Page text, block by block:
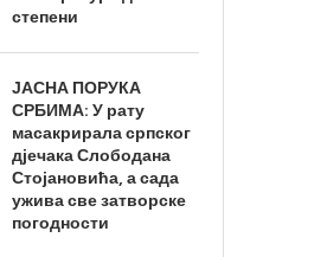
степени
ЈАСНА ПОРУКА
СРБИМА: У рату
масакрирала српског
дјечака Слободана
Стојановића, а сада
ужива све затворске
погодности